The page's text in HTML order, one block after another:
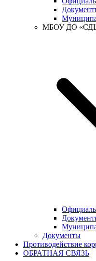
МБОУ ДО
Документы
Противодействие
ОБРАТНАЯ СВЯЗЬ